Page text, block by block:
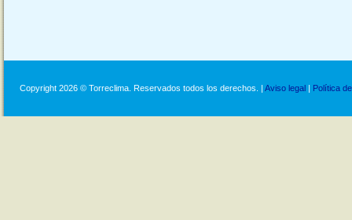
Copyright 2026 © Torreclima. Reservados todos los derechos. | Aviso legal | Política